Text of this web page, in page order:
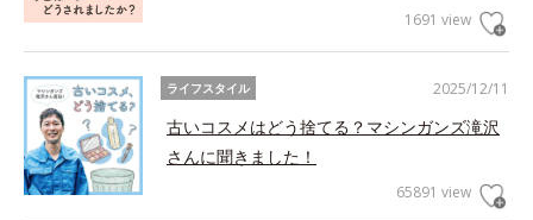
1691 view
2025/12/11
ライフスタイル
古いコスメはどう捨てる？マシンガンズ滝沢
さんに聞きました！
65891 view